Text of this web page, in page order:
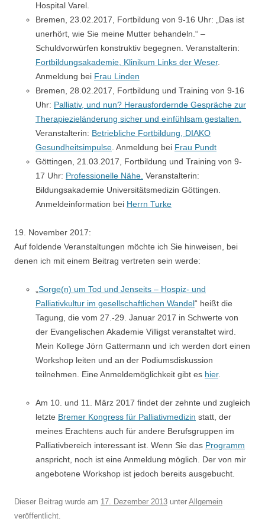
Hospital Varel.
Bremen, 23.02.2017, Fortbildung von 9-16 Uhr: „Das ist
unerhört, wie Sie meine Mutter behandeln.“ –
Schuldvorwürfen konstruktiv begegnen. Veranstalterin:
Fortbildungsakademie, Klinikum Links der Weser.
Anmeldung bei Frau Linden
Bremen, 28.02.2017, Fortbildung und Training von 9-16
Uhr: Palliativ, und nun? Herausfordernde Gespräche zur
Therapiezieländerung sicher und einfühlsam gestalten.
Veranstalterin: Betriebliche Fortbildung, DIAKO
Gesundheitsimpulse . Anmeldung bei Frau Pundt
Göttingen, 21.03.2017, Fortbildung und Training von 9-
17 Uhr: Professionelle Nähe. Veranstalterin:
Bildungsakademie Universitätsmedizin Göttingen.
Anmeldeinformation bei Herrn Turke
19. November 2017:
Auf foldende Veranstaltungen möchte ich Sie hinweisen, bei
denen ich mit einem Beitrag vertreten sein werde:
Sorge(n) um Tod und Jenseits – Hospiz- und
Palliativkultur im gesellschaftlichen Wandel“ heißt die
Tagung, die vom 27.-29. Januar 2017 in Schwerte von
der Evangelischen Akademie Villigst veranstaltet wird.
Mein Kollege Jörn Gattermann und ich werden dort einen
Workshop leiten und an der Podiumsdiskussion
teilnehmen. Eine Anmeldemöglichkeit gibt es hier.
Am 10. und 11. März 2017 findet der zehnte und zugleich
letzte Bremer Kongress für Palliativmedizin statt, der
meines Erachtens auch für andere Berufsgruppen im
Palliativbereich interessant ist. Wenn Sie das Programm
anspricht, noch ist eine Anmeldung möglich. Der von mir
angebotene Workshop ist jedoch bereits ausgebucht.
Dieser Beitrag wurde am 17. Dezember 2013 unter Allgemein
veröffentlicht.